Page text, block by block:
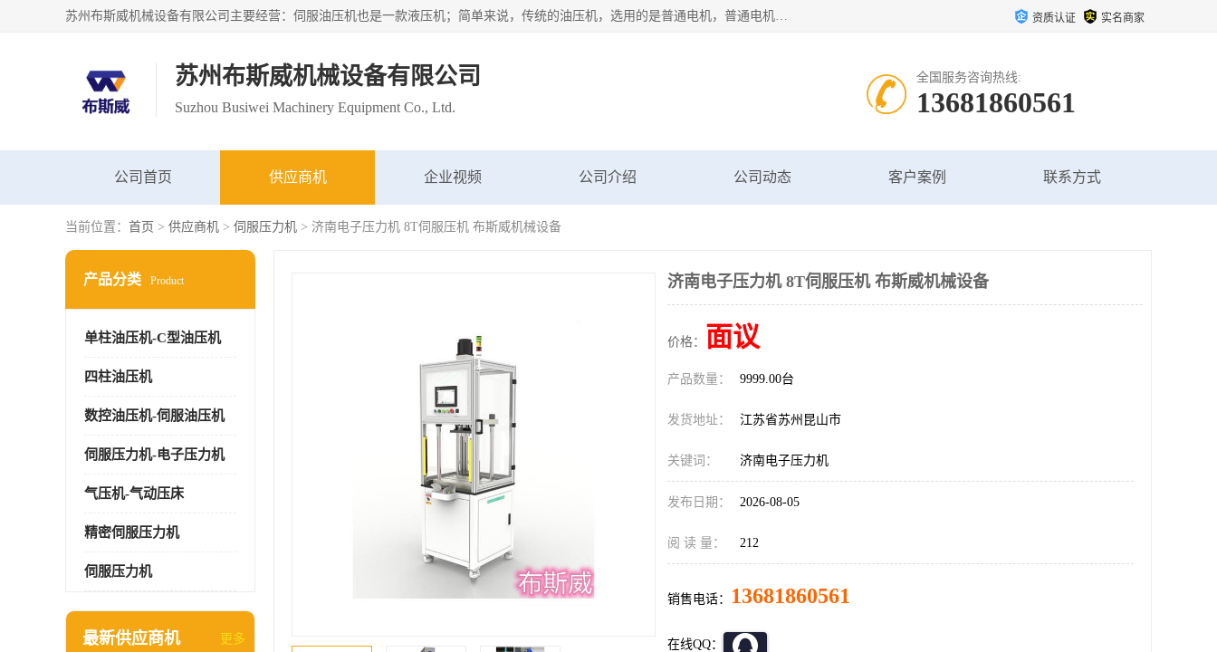
苏州布斯威机械设备有限公司主要经营：伺服油压机也是一款液压机；简单来说，传统的油压机，选用的是普通电机，普通电机容易发热，容易烧坏。伺服油压机采用先进的伺服电机，一般选用汇川 、日本大金、台达等品牌。伺服电机配套伺服泵还有伺服驱动器等部件，这样机器的电机过热，能耗的控制、机器工作的噪音都得到了完美的解决。 资质认证 实名商家
苏州布斯威机械设备有限公司
Suzhou Busiwei Machinery Equipment Co., Ltd.
全国服务咨询热线:
13681860561
公司首页 供应商机 企业视频 公司介绍 公司动态 客户案例 联系方式
当前位置： 首页 > 供应商机 > 伺服压力机 > 济南电子压力机 8T伺服压机 布斯威机械设备
产品分类 Product
单柱油压机-C型油压机
四柱油压机
数控油压机-伺服油压机
伺服压力机-电子压力机
气压机-气动压床
精密伺服压力机
伺服压力机
最新供应商机 更多
济南电子压力机 8T伺服压机 布斯威机械设备
价格： 面议
产品数量： 9999.00台
发货地址： 江苏省苏州昆山市
关键词： 济南电子压力机
发布日期： 2026-08-05
阅 读 量： 212
销售电话： 13681860561
在线QQ：